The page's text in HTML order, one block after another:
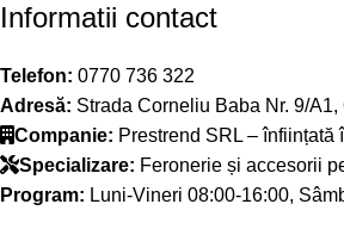
Informatii contact
Telefon: 0770 736 322
Adresă: Strada Corneliu Baba Nr. 9/
Companie: Prestrend SRL – înființată
Specializare: Feronerie și accesorii
Program: Luni-Vineri 08:00-16:00,